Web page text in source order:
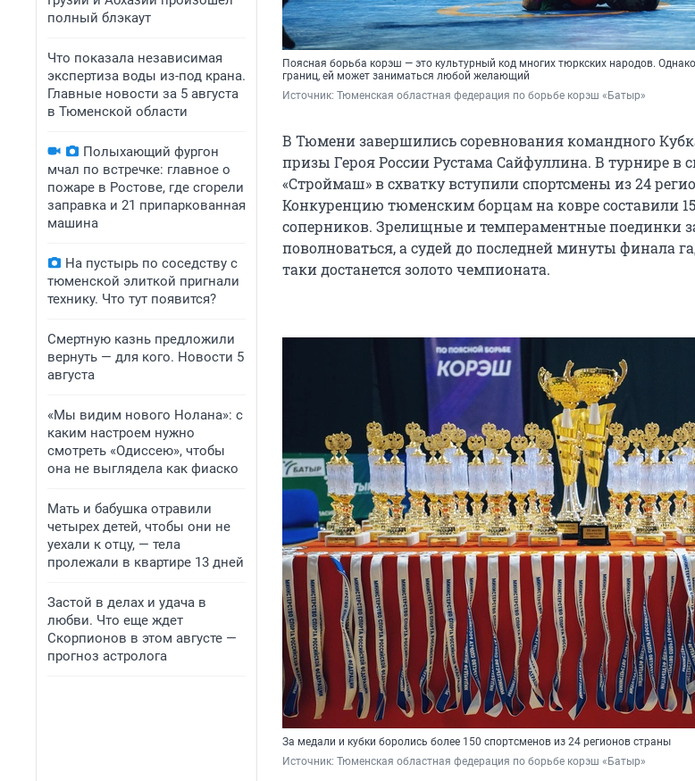
полный блэкаут
Что показала независимая
экспертиза воды из-под крана.
Главные новости за 5 августа
в Тюменской области
Полыхающий фургон
мчал по встречке: главное о
пожаре в Ростове, где сгорели
заправка и 21 припаркованная
машина
На пустырь по соседству с
тюменской элиткой пригнали
технику. Что тут появится?
Смертную казнь предложили
вернуть — для кого. Новости 5
августа
«Мы видим нового Нолана»: с
каким настроем нужно
смотреть «Одиссею», чтобы
она не выглядела как фиаско
Мать и бабушка отравили
четырех детей, чтобы они не
уехали к отцу, — тела
пролежали в квартире 13 дней
Застой в делах и удача в
любви. Что еще ждет
Скорпионов в этом августе —
прогноз астролога
Поясная борьба корэш — это культурный код многих тюркских народов.
границ, ей может заниматься любой желающий
Источник: Тюменская областная федерация по борьбе корэш «Батыр»
В Тюмени завершились соревнования командного
призы Героя России Рустама Сайфуллина. В турнире в
«Строймаш» в схватку вступили спортсмены из 24
Конкуренцию тюменским борцам на ковре составили
соперников. Зрелищные и темпераментные поединки
поволноваться, а судей до последней минуты финала
таки достанется золото чемпионата.
За медали и кубки боролись более 150 спортсменов из 24 регионов страны
Источник: Тюменская областная федерация по борьбе корэш «Батыр»